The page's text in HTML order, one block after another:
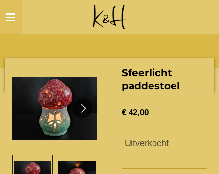
direct
Sfeerlicht
paddestoel
€ 42,00
Uitverkocht